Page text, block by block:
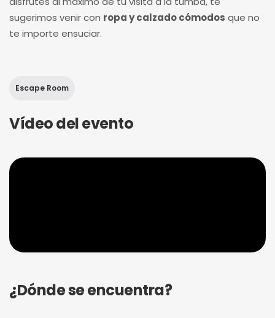
sugerimos venir con ropa y calzado cómodos que no
te importe ensuciar.
Escape Room
Vídeo del evento
¿Dónde se encuentra?